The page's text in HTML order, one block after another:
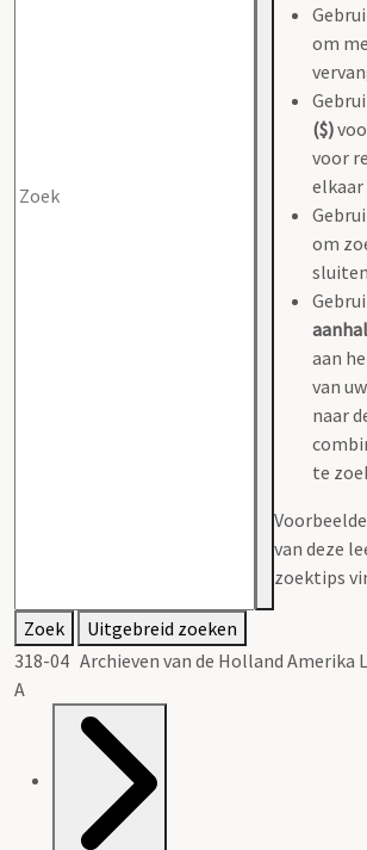
om
($)
voor
om
aan
van
naar
te
van deze
zoektips
Zoek
Uitgebreid zoeken
318-04 Archieven van de Holland Amerika
A